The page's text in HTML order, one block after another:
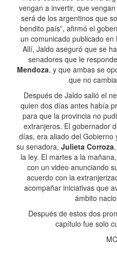
vengan a invertir, que
será de los argentinos que
bendito país”, afirmó el
un comunicado publicado
Allí, Jaldo aseguró que se
senadores que le
Mendoza, y que ambas se
que no
Después de Jaldo salió el
quien dos días antes había
para que la provincia no
extranjeros. El gobernador
días, era aliado del Gobierno
su senadora, Julieta Corroza
la ley. El martes a la
con un video anunciando
acuerdo con la
acompañar iniciativas que
ámbito
Después de estos dos
capítulo fue solo